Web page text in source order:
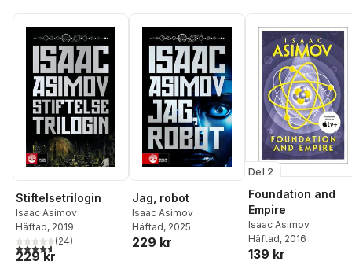
Stiftelsetrilogin
Isaac Asimov
Häftad, 2019
4,6utav 5 stjärnor. Totalt antal röster:
(24)
229 kr
Jag, robot
Isaac Asimov
Häftad, 2025
229 kr
Del 2
Foundation and
Empire
Isaac Asimov
Häftad, 2016
139 kr